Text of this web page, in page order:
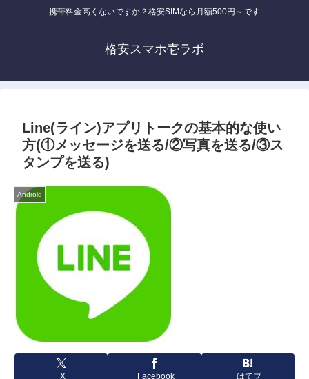
携帯料金高くないですか？格安SIMなら月額500円～です
格安スマホ壱ラボ
Line(ライン)アプリトークの基本的な使い
方(①メッセージを送る/②写真を送る/③ス
タンプを送る)
Android
X Facebook はてブ